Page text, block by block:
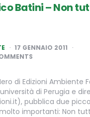
Batini – Non
17 GENNAIO 2011
di Edizioni Ambiente
di Perugia e
pubblica due
importanti: Non